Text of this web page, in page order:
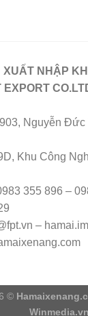
XUẤT NHẬP
EXPORT
Nguyễn Đức
Khu Công
355 896 –
–
©
Winmedia.vn